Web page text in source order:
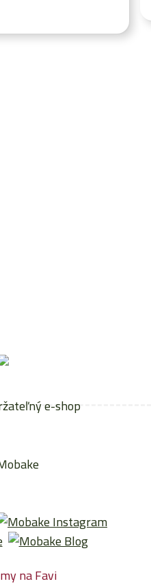
my na Favi